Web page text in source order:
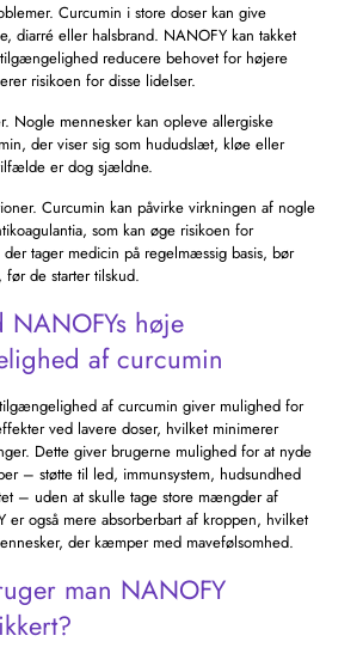
Curcumin i store doser kan give
diarré eller halsbrand. NANOFY kan takket
reducere behovet for højere
risikoen for disse lidelser.
Nogle mennesker kan opleve allergiske
der viser sig som hududslæt, kløe eller
er dog sjældne.
Curcumin kan påvirke virkningen af ​​nogle
som kan øge risikoen for
tager medicin på regelmæssig basis, bør
de starter tilskud.
NANOFYs høje
af curcumin
af curcumin giver mulighed for
ved lavere doser, hvilket minimerer
Dette giver brugerne mulighed for at nyde
– støtte til led, immunsystem, hudsundhed
– uden at skulle tage store mængder af
er også mere absorberbart af kroppen, hvilket
der kæmper med mavefølsomhed.
man NANOFY